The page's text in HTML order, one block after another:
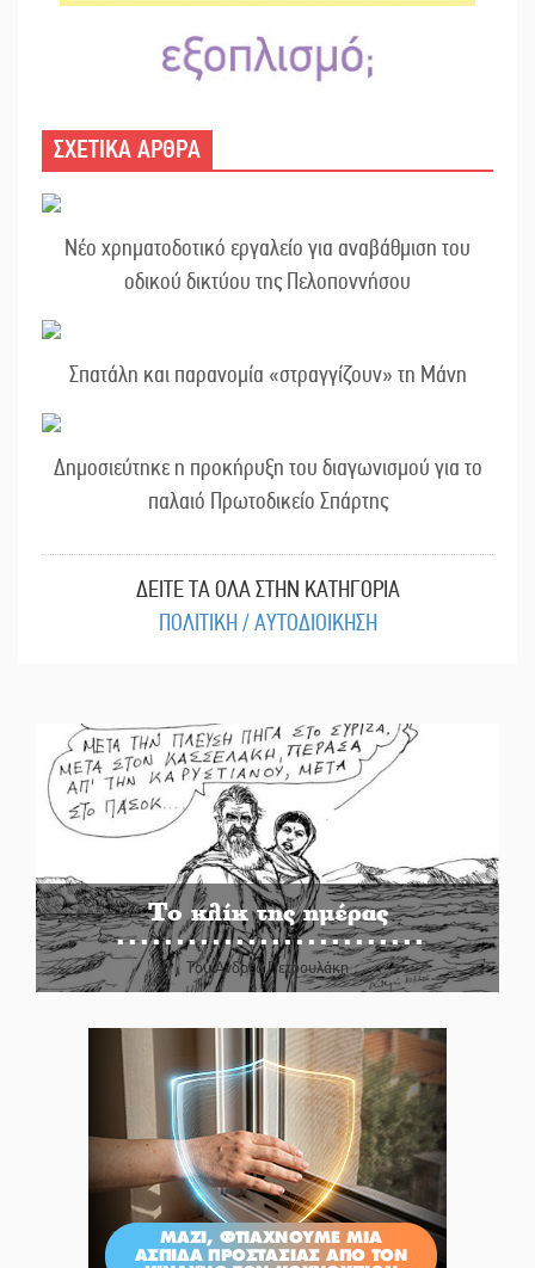
ΣΧΕΤΙΚΑ ΑΡΘΡΑ
Νέο χρηματοδοτικό εργαλείο για αναβάθμιση του
οδικού δικτύου της Πελοποννήσου
Σπατάλη και παρανομία «στραγγίζουν» τη Μάνη
Δημοσιεύτηκε η προκήρυξη του διαγωνισμού για το
παλαιό Πρωτοδικείο Σπάρτης
ΔΕΙΤΕ ΤΑ ΟΛΑ ΣΤΗΝ ΚΑΤΗΓΟΡΙΑ
ΠΟΛΙΤΙΚΗ / ΑΥΤΟΔΙΟΙΚΗΣΗ
Το κλίκ της ημέρας
Του Ανδρέα Πετρουλάκη